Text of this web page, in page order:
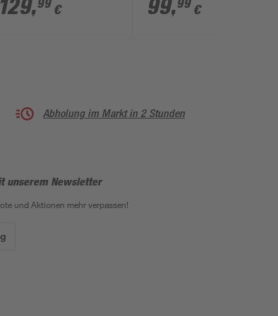
129,99 € 99,99 €
Abholung im Markt in 2 Stunden
unserem Newsletter
und Aktionen mehr verpassen!